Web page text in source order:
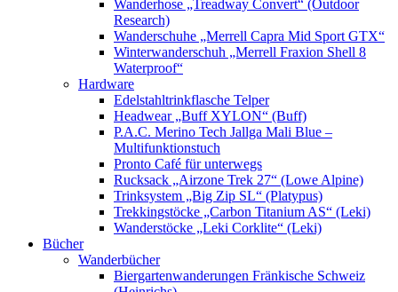
Wanderhose „Treadway Convert“ (Outdoor
Research)
Wanderschuhe „Merrell Capra Mid Sport GTX“
Winterwanderschuh „Merrell Fraxion Shell 8
Waterproof“
Hardware
Edelstahltrinkflasche Telper
Headwear „Buff XYLON“ (Buff)
P.A.C. Merino Tech Jallga Mali Blue –
Multifunktionstuch
Pronto Café für unterwegs
Rucksack „Airzone Trek 27“ (Lowe Alpine)
Trinksystem „Big Zip SL“ (Platypus)
Trekkingstöcke „Carbon Titanium AS“ (Leki)
Wanderstöcke „Leki Corklite“ (Leki)
Bücher
Wanderbücher
Biergartenwanderungen Fränkische Schweiz